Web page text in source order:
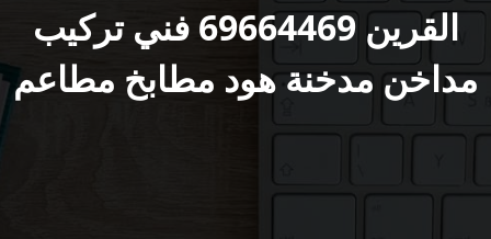
القرين 69664469 فني تركيب
مداخن مدخنة هود مطابخ مطاعم